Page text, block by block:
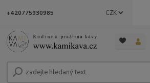
CZK
+420775930985